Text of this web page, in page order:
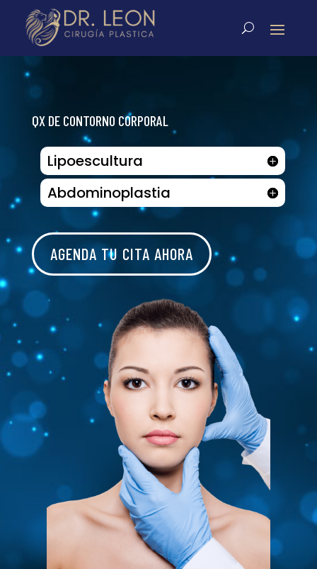
QX DE CONTORNO CORPORAL
Lipoescultura
Abdominoplastia
AGENDA TU CITA AHORA